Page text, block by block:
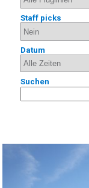
Staff picks
Datum
Suchen